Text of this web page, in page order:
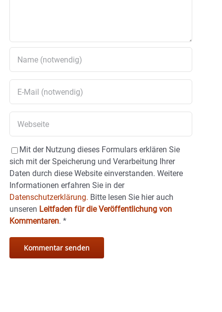
Mit der Nutzung dieses Formulars erklären Sie
sich mit der Speicherung und Verarbeitung Ihrer
Daten durch diese Website einverstanden. Weitere
Informationen erfahren Sie in der
Datenschutzerklärung. Bitte lesen Sie hier auch
unseren Leitfaden für die Veröffentlichung von
Kommentaren. *